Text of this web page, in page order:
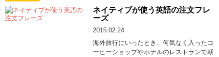
ネイティブが使う英語の注文フレ
ーズ
2015.02.24
海外旅行にいったとき、何気なく入ったコ
ーヒーショップやホテルのレストランで朝